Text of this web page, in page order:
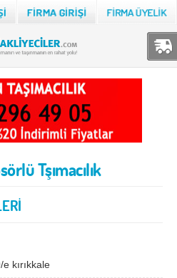
Tşımacılık
kırıkkale